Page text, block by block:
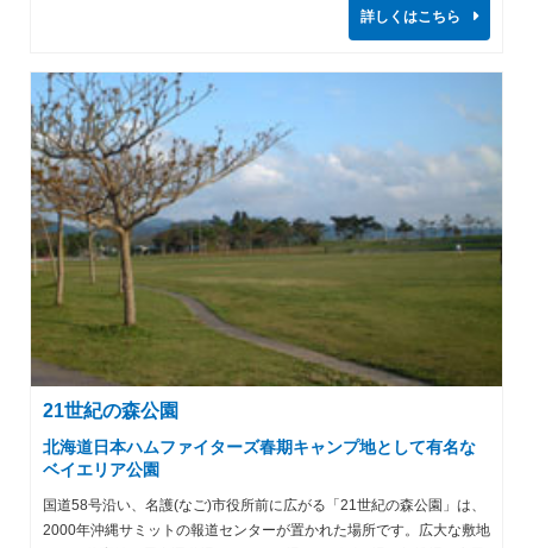
詳しくはこちら
21世紀の森公園
北海道日本ハムファイターズ春期キャンプ地として有名な
ベイエリア公園
国道58号沿い、名護(なご)市役所前に広がる「21世紀の森公園」は、
2000年沖縄サミットの報道センターが置かれた場所です。広大な敷地